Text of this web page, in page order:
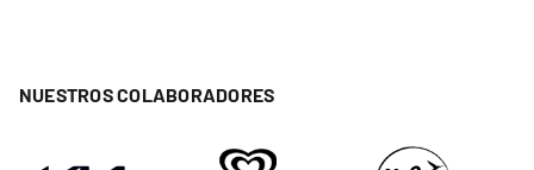
NUESTROS COLABORADORES